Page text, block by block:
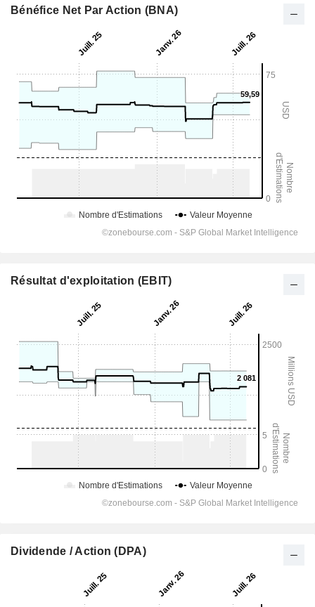
Bénéfice Net Par Action (BNA)
Résultat d'exploitation (EBIT)
Dividende / Action (DPA)